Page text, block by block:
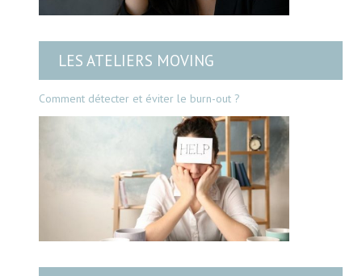
LES ATELIERS MOVING
Comment détecter et éviter le burn-out ?